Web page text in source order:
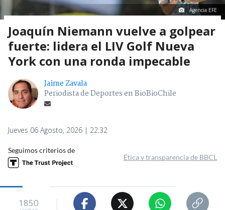
Agencia EFE
Joaquín Niemann vuelve a golpear
fuerte: lidera el LIV Golf Nueva
York con una ronda impecable
Jaime Zavala
Periodista de Deportes en BioBioChile
Jueves 06 Agosto, 2026 | 22:32
Seguimos criterios de
Ética y transparencia de BBCL
1850